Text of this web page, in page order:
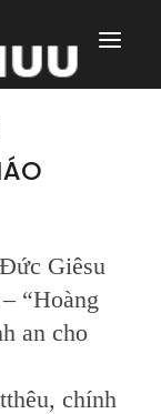
Giêsu
“Hoàng
an cho
chính